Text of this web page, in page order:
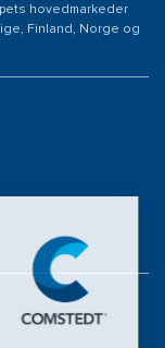
hovedmarkeder
Finland, Norge og